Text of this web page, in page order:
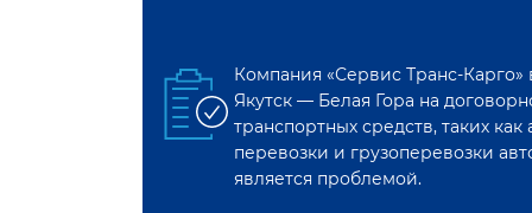
Компания «Сервис Транс-
Якутск — Белая Гора на
транспортных средств, таких
перевозки и грузоперевозки
является проблемой.